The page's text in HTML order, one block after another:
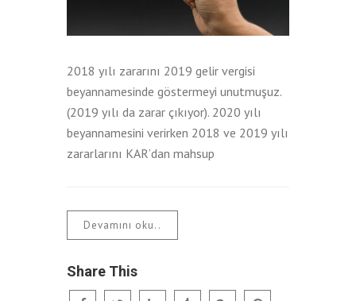
2018 yılı zararını 2019 gelir vergisi
beyannamesinde göstermeyi unutmuşuz.
(2019 yılı da zarar çıkıyor). 2020 yılı
beyannamesini verirken 2018 ve 2019 yılı
zararlarını KAR’dan mahsup
Devamını oku..
Share This